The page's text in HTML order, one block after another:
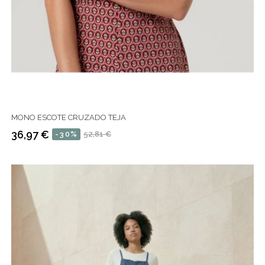
MONO ESCOTE CRUZADO TEJA
Precio
52,81 €
-30%
Precio
36,97 €